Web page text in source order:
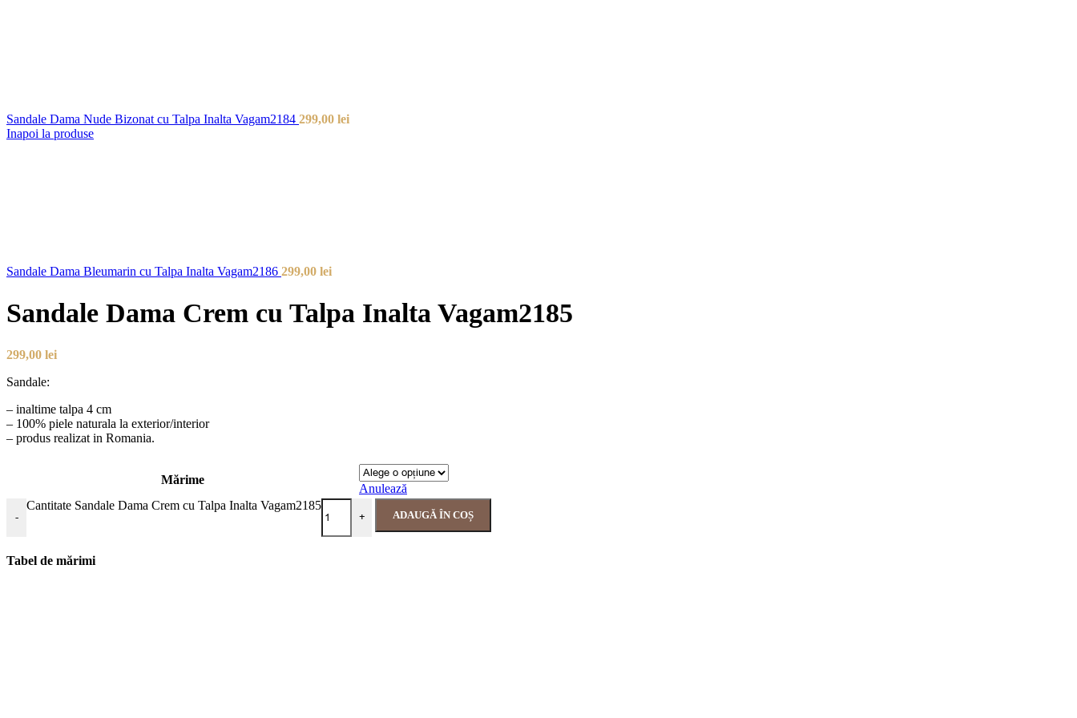
Sandale Dama Nude Bizonat cu Talpa Inalta Vagam2184 299,00 lei
Inapoi la produse
Sandale Dama Bleumarin cu Talpa Inalta Vagam2186 299,00 lei
Sandale Dama Crem cu Talpa Inalta Vagam2185
299,00 lei
Sandale:
– inaltime talpa 4 cm
– 100% piele naturala la exterior/interior
– produs realizat in Romania.
Mărime
Anulează
-
Cantitate Sandale Dama Crem cu Talpa Inalta Vagam2185
+ ADAUGĂ ÎN COȘ
Tabel de mărimi